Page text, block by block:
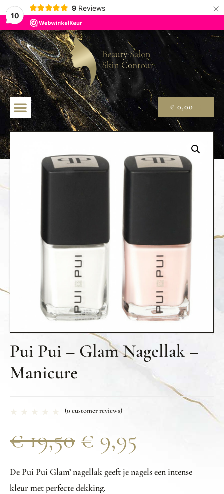
10
9 Reviews ×
€ 0,00
Pui Pui – Glam Nagellak –
Manicure
(0customer reviews)
€19,50 € 9,95
De Pui Pui Glam’ nagellak geeft je nagels een intense
kleur met perfecte dekking.